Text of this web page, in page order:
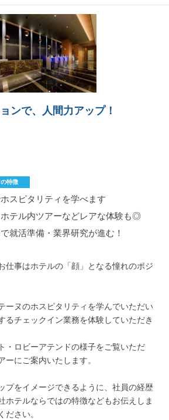
ンで、人間力アップ！
特徴
スピタリティを学べます
ホテル内ツアーなどレアな体験も◎
就活準備・業界研究が進む！
仕事はホテルの「顔」となる憧れのポジ
ーヌのホスピタリティを学んでいただい
るチェックイン業務を体験していただき
・ロビーアテンドの様子をご覧いただ
ーにご案内いたします。
プをイメージできるように、社員の経歴
ホテルならではの特徴などもお伝えしま
ださい。